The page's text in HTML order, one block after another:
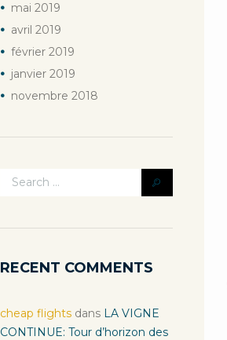
mai 2019
avril 2019
février 2019
janvier 2019
novembre 2018
RECENT COMMENTS
cheap flightsdans LA VIGNE
CONTINUE: Tour d’horizon des